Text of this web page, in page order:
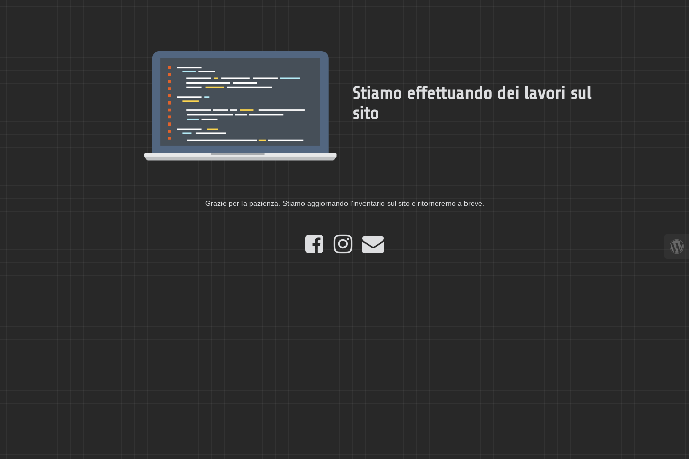
Stiamo effettuando dei lavori sul
sito
Grazie per la pazienza. Stiamo aggiornando l'inventario sul sito e ritorneremo a breve.